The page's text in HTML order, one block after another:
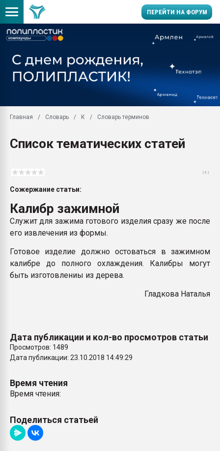
ПЕРЕЙТИ НА ФОРУМ
Вакуум-формовочные
28.07.2026
28.07.2026
ситуацией на
поликарбоната и АБС-
ПЕРЕЙТИ НА
Главная Словарь К Словарь терминов
Список тематических статей
( 0 )
Сожержание статьи:
Калибр зажимной
Служит для зажима готового изделия сразу же после
его извлечения из формы.
Готовое изделие должно остоваться в зажимном
калибре до полного охлаждения. Калибры могут
быть изготовлениы из дерева.
Гладкова Наталья
Дата публикации и кол-во просмотров статьи
Просмотров: 1489
Дата публикации: 23.10.2018 14:49:29
Время чтения
Время чтения:
Поделиться статьей